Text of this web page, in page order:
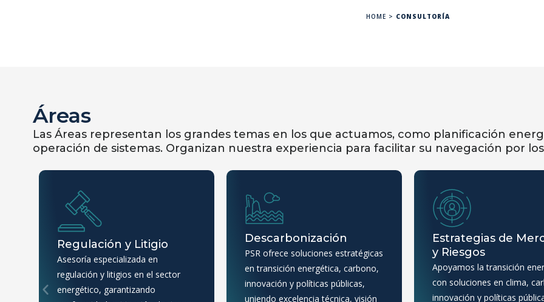
HOME > CONSULTORÍA
Áreas
Las Áreas representan los grandes temas en los que actuamos, como planificación
operación de sistemas. Organizan nuestra experiencia para facilitar su navegación por
Regulación y Litigio
Asesoría especializada en
regulación y litigios en el sector
energético, garantizando
Descarbonización
PSR ofrece soluciones estratégicas
en transición energética, carbono,
innovación y políticas públicas,
uniendo excelencia técnica, visión
Estrategias de
y Riesgos
Apoyamos la transición
con soluciones en clima,
innovación y políticas